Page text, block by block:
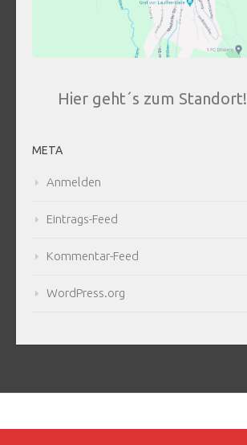
Hier geht´s zum Standort!
META
Anmelden
Eintrags-Feed
Kommentar-Feed
WordPress.org